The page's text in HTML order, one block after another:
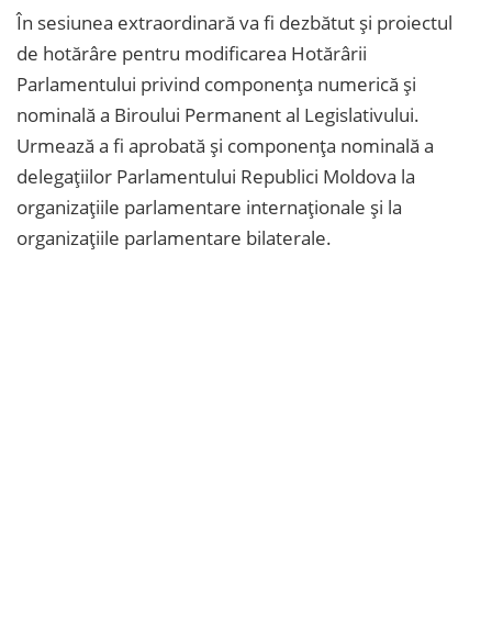
În sesiunea extraordinară va fi dezbătut și proiectul
de hotărâre pentru modificarea Hotărârii
Parlamentului privind componența numerică și
nominală a Biroului Permanent al Legislativului.
Urmează a fi aprobată și componența nominală a
delegațiilor Parlamentului Republici Moldova la
organizațiile parlamentare internaționale și la
organizațiile parlamentare bilaterale.